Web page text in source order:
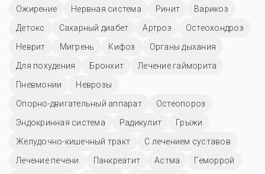
Ожирение
Нервная система Ринит
Варикоз
Детокс
Сахарный диабет Артроз
Остеохондроз
Неврит
Мигрень Кифоз
Органы дыхания
Для похудения
Бронхит
Лечение гайморита
Пневмонии
Неврозы
Опорно-двигательный аппарат
Остеопороз
Эндокринная система
Радикулит
Грыжи
Желудочно-кишечный тракт
С лечением суставов
Лечение печени
Панкреатит Астма
Геморрой